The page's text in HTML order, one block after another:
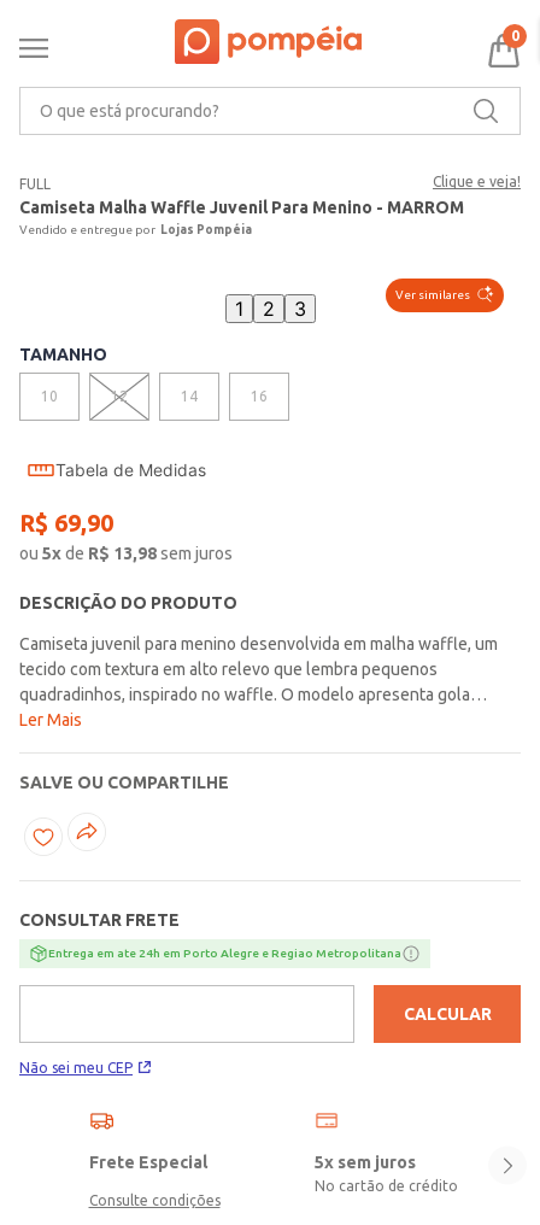
0
FULL Clique e veja!
Camiseta Malha Waffle Juvenil Para Menino - MARROM
Lojas Pompéia
Ver similares
1 2 3
TAMANHO
10 12 14 16
Tabela de Medidas
R$ 69,90
ou 5xde R$ 13,98sem juros
DESCRIÇÃO DO PRODUTO
Camiseta juvenil para menino desenvolvida em malha waffle, um
tecido com textura em alto relevo que lembra pequenos
quadradinhos, inspirado no waffle. O modelo apresenta gola
redonda com reforço interno, mangas curtas e acabamentos
52% poliéster
Ler Mais
SALVE OU COMPARTILHE
CONSULTAR FRETE
Entrega em ate 24h em Porto Alegre e Regiao Metropolitana
Não sei meu CEP
CALCULAR
Frete Especial
Consulte condições
5x sem juros
No cartão de crédito